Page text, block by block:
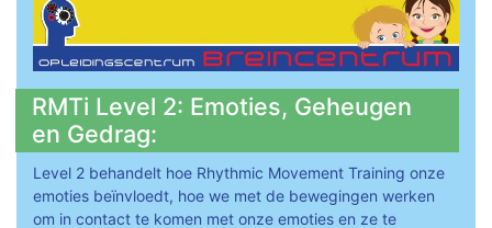
RMTi Level 2: Emoties, Geheugen
en Gedrag:
Level 2 behandelt hoe Rhythmic Movement Training onze
emoties beïnvloedt, hoe we met de bewegingen werken
om in contact te komen met onze emoties en ze te